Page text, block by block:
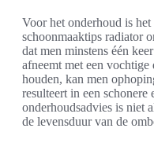
Voor het onderhoud is
schoonmaaktips radiator
dat men minstens één
afneemt met een
houden, kan men
resulteert in een
onderhoudsadvies is niet
de levensduur van de